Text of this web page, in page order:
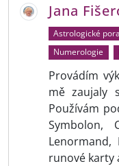
Jana
Astrologické
Numerologie
Provádím
mě zaujaly
Používám
Symbolon,
runové karty